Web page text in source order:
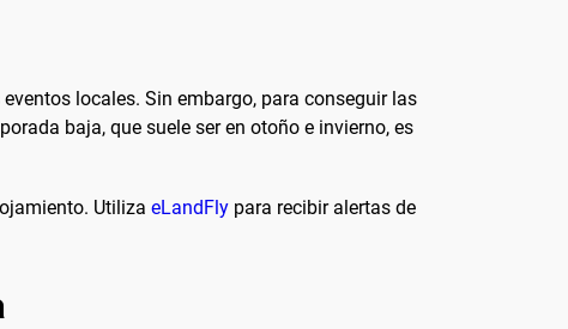
locales. Sin embargo, para conseguir las
baja, que suele ser en otoño e invierno, es
Utiliza eLandFly para recibir alertas de